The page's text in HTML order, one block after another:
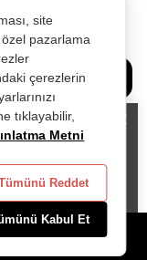
site
pazarlama
çerezlerin
tıklayabilir,
Metni
Reddet
Kabul Et
için
çerezler
Detaylı bilgiye
sayfamızdan
olsun.
Bize Katılın
tarafından